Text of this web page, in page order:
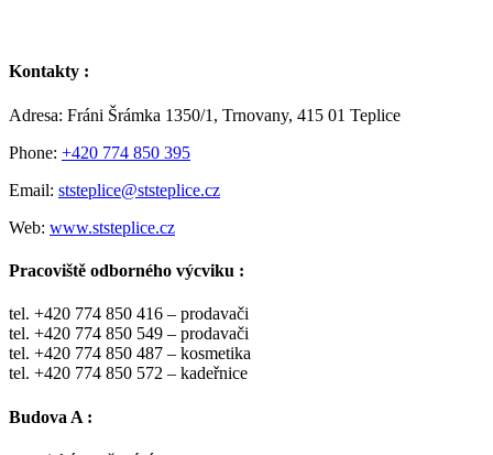
Kontakty :
Adresa: Fráni Šrámka 1350/1, Trnovany, 415 01 Teplice
Phone: +420 774 850 395
Email: ststeplice@ststeplice.cz
Web: www.ststeplice.cz
Pracoviště odborného výcviku :
tel. +420 774 850 416 – prodavači
tel. +420 774 850 549 – prodavači
tel. +420 774 850 487 – kosmetika
tel. +420 774 850 572 – kadeřnice
Budova A :